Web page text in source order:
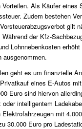
Als Käufer
Zudem bestehen
gilt
der Kfz-
Lohnnebenkosten
ausgenommen.
geht es um finanzielle
eines E-Autos
Euro sind hiervon
intelligentem
mit
30.000 Euro pro